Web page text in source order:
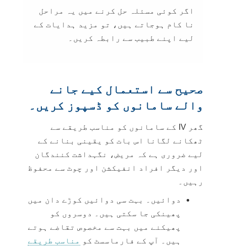
اگر کوئی مسئلہ حل کرنے میں یہ مراحل
نا کام ہوجاتے ہیں، تو مزید ہدایات کے
لیے اپنے طبیب سے رابطہ کریں۔
صحیح سے استعمال کیے جانے
والے سامانوں کو ڈسپوز کریں۔
گھر IV کے سامانوں کو مناسب طریقے سے
ٹھکانے لگانا اس بات کو یقینی بنانے کے
لیے ضروری ہے کہ مریض، نگہداشت کنندگان
اور دیگر افراد انفیکشن اور چوٹ سے محفوظ
رہیں۔
دوائيں۔ بہت سی دوائیں کوڑے دان میں
پھینکی جا سکتی ہیں۔ دوسروں کو
پھیکنے میں بہت سے مخصوص تقاضے ہوتے
ہیں۔ آپ کے فارماسسٹ کو مناسب طریقے